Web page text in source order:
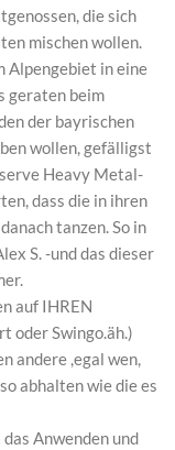
die sich
mischen wollen.
Alpengebiet in eine
geraten beim
der bayrischen
wollen, gefälligst
Heavy Metal-
dass die in ihren
tanzen. So in
S. -und das dieser
auf IHREN
oder Swingo.äh.)
andere ,egal wen,
abhalten wie die es
Anwenden und